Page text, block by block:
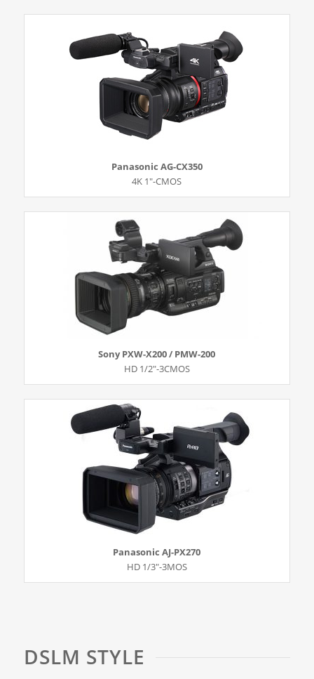
Panasonic AG-CX350
4K 1″-CMOS
Sony PXW-X200 / PMW-200
HD 1/2″-3CMOS
Panasonic AJ-PX270
HD 1/3″-3MOS
DSLM STYLE